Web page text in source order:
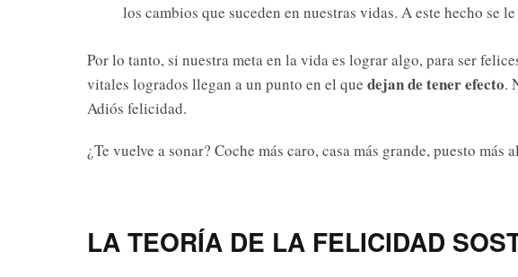
los cambios que suceden en nuestras vidas. A este hecho se
Por lo tanto, si nuestra meta en la vida es lograr algo, para ser
vitales logrados llegan a un punto en el que dejan de tener efecto.
Adiós felicidad.
¿Te vuelve a sonar? Coche más caro, casa más grande, puesto
LA TEORÍA DE LA FELICIDAD